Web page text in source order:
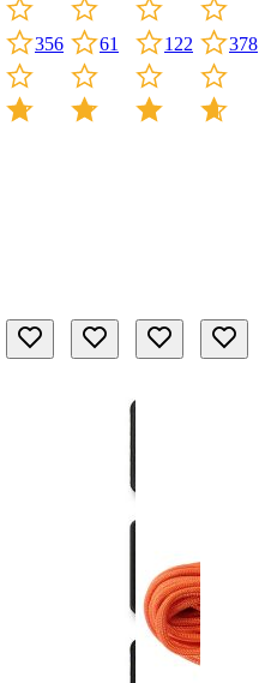
356 61 122 378